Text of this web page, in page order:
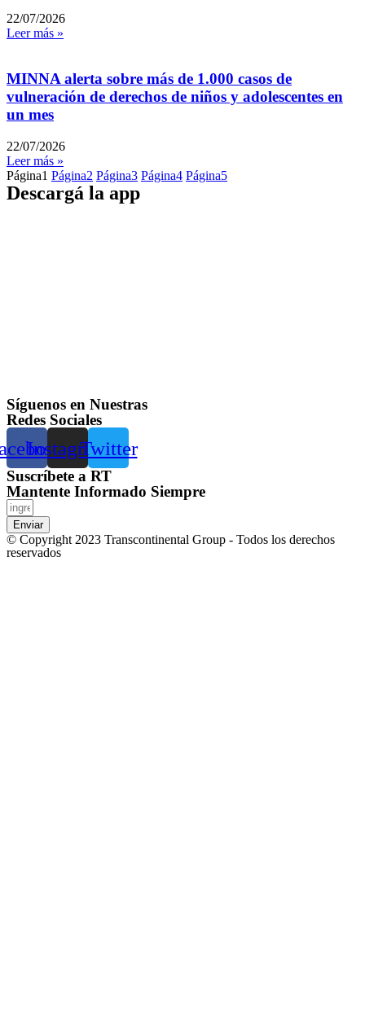
22/07/2026
Leer más »
MINNA alerta sobre más de 1.000 casos de
vulneración de derechos de niños y adolescentes en
un mes
22/07/2026
Leer más »
Página1 Página2 Página3 Página4 Página5
Descargá la app
Síguenos en Nuestras
Redes Sociales
InstagramTwitter
Suscríbete a RT
Mantente Informado Siempre
Enviar
© Copyright 2023 Transcontinental Group - Todos los derechos
reservados